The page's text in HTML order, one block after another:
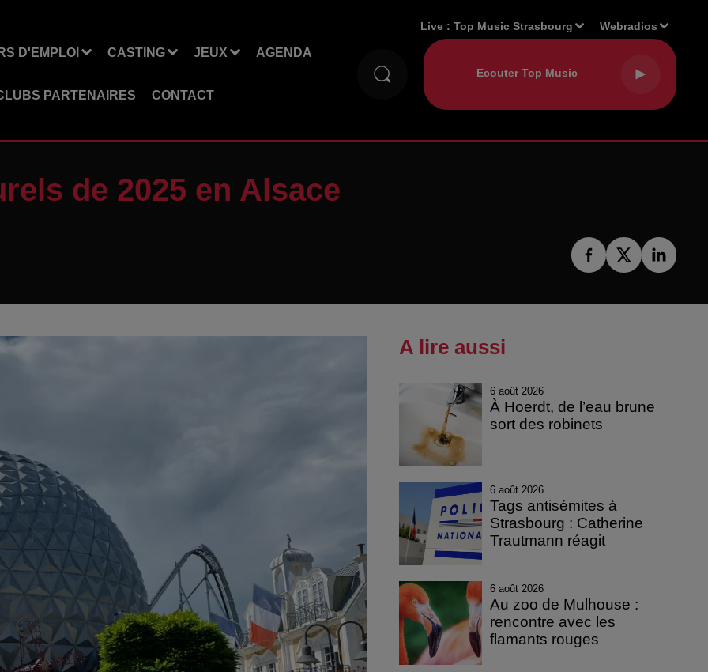
D'EMPLOI CASTING JEUX AGENDA
PARTENAIRES CONTACT
Live :Top Music Strasbourg Webradios
de 2025 en Alsace
A lire aussi
6 août 2026
À Hoerdt, de l’eau brune
sort des robinets
6 août 2026
Tags antisémites à
Strasbourg : Catherine
Trautmann réagit
6 août 2026
Au zoo de Mulhouse :
rencontre avec les
flamants rouges